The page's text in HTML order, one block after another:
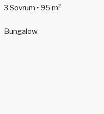
3 Sovrum • 95 m²
Bungalow